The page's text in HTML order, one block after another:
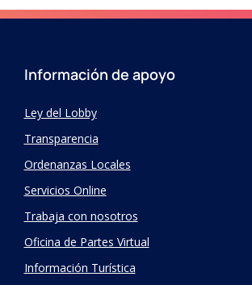
Información de apoyo
Ley del Lobby
Transparencia
Ordenanzas Locales
Servicios Online
Trabaja con nosotros
Oficina de Partes Virtual
Información Turística